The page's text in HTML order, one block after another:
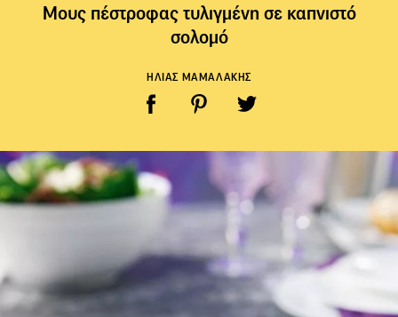
Μους πέστροφας τυλιγμένη σε καπνιστό
σολομό
ΗΛΙΑΣ ΜΑΜΑΛΑΚΗΣ